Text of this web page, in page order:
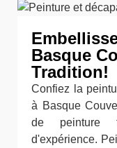
Basque
Tradition!
Confiez la
à Basque
de peinture
d'expérience.